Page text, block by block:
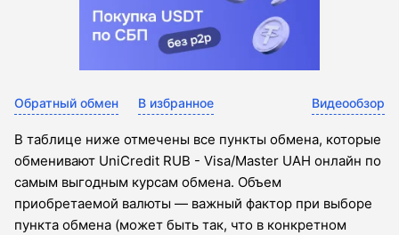
Обратный обмен В избранное Видеообзор
В таблице ниже отмечены все пункты обмена, которые
обменивают UniCredit RUB - Visa/Master UAH онлайн по
самым выгодным курсам обмена. Объем
приобретаемой валюты — важный фактор при выборе
пункта обмена (может быть так, что в конкретном